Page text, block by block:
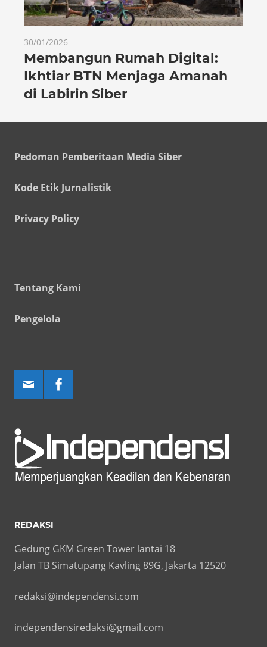
30/01/2026
Membangun Rumah Digital:
Ikhtiar BTN Menjaga Amanah
di Labirin Siber
Pedoman Pemberitaan Media Siber
Kode Etik Jurnalistik
Privacy Policy
Tentang Kami
Pengelola
REDAKSI
Gedung GKM Green Tower lantai 18
Jalan TB Simatupang Kavling 89G, Jakarta 12520
redaksi@independensi.com
independensiredaksi@gmail.com